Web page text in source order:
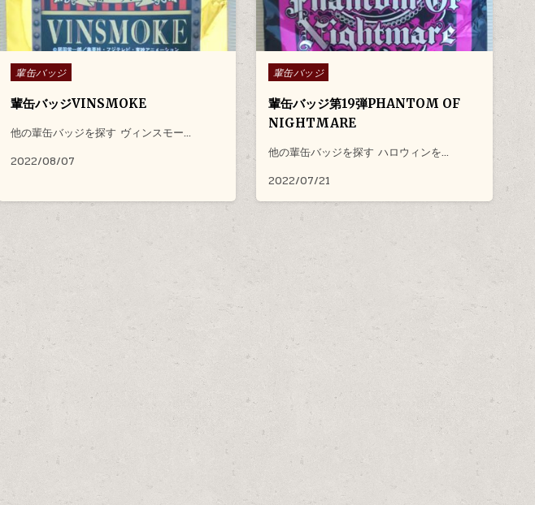
Posted in
輩缶バッジ
輩缶バッジVINSMOKE
他の輩缶バッジを探す ヴィンスモー…
2022/08/07
Posted in
輩缶バッジ
輩缶バッジ第19弾PHANTOM OF
NIGHTMARE
他の輩缶バッジを探す ハロウィンを…
2022/07/21